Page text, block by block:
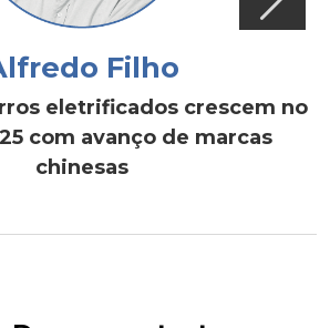
Filho
eletrificados crescem no
com avanço de marcas
chinesas